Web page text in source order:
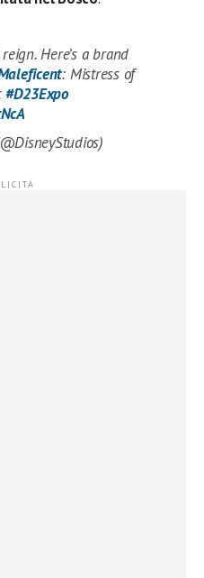
Here’s a brand
: Mistress of
#D23Expo